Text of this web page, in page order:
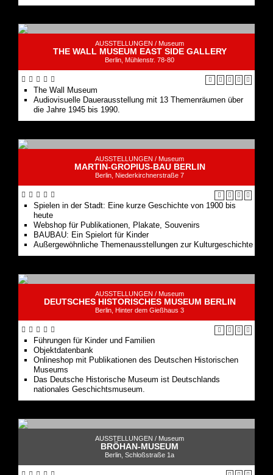
AUSSTELLUNGEN / Museum
THE WALL MUSEUM EAST SIDE GALLERY
Berlin, Mühlenstr. 78-80
The Wall Museum
Audiovisuelle Dauerausstellung mit 13 Themenräumen über
die Jahre 1945 bis 1990.
AUSSTELLUNGEN / Museum
MARTIN-GROPIUS-BAU BERLIN
Berlin, Niederkirchnerstraße 7
Spielen in der Stadt: Eine kurze Geschichte von 1900 bis
heute
Webshop für Publikationen, Plakate, Souvenirs
BAUBAU: Ein Spielort für Kinder
Außergewöhnliche Themenausstellungen zur Kulturgeschichte
AUSSTELLUNGEN / Museum
DEUTSCHES HISTORISCHES MUSEUM BERLIN
Berlin, Hinter dem Gießhaus 3
Führungen für Kinder und Familien
Objektdatenbank
Onlineshop mit Publikationen des Deutschen Historischen
Museums
Das Deutsche Historische Museum ist Deutschlands
nationales Geschichtsmuseum.
AUSSTELLUNGEN / Museum
BRÖHAN-MUSEUM
Berlin, Schloßstraße 1a